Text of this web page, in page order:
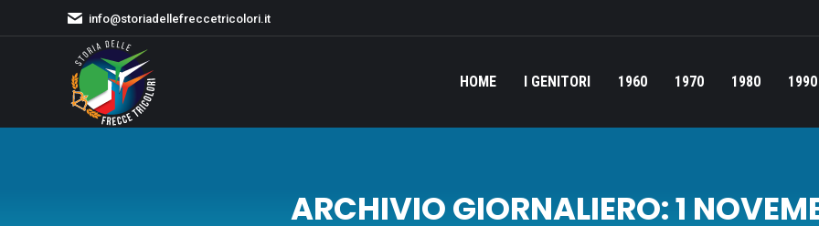
info@storiadellefreccetricolori.it
HOME I GENITORI 1960 1970 1980 1990
ARCHIVIO GIORNALIERO:1